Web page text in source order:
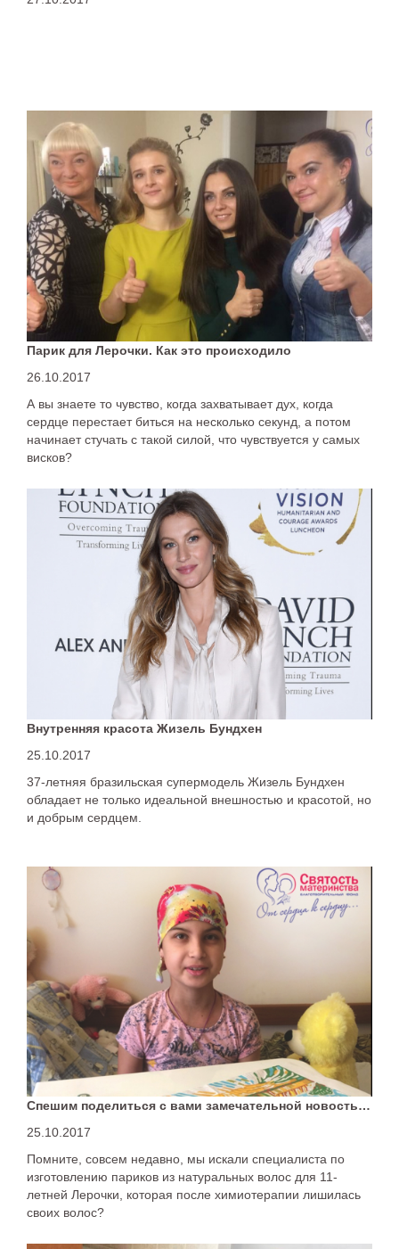
Парик для Лерочки. Как это происходило
26.10.2017
А вы знаете то чувство, когда захватывает дух, когда
сердце перестает биться на несколько секунд, а потом
начинает стучать с такой силой, что чувствуется у самых
висков?
Внутренняя красота Жизель Бундхен
25.10.2017
37-летняя бразильская супермодель Жизель Бундхен
обладает не только идеальной внешностью и красотой, но
и добрым сердцем.
Спешим поделиться с вами замечательной новостью!
25.10.2017
Помните, совсем недавно, мы искали специалиста по
изготовлению париков из натуральных волос для 11-
летней Лерочки, которая после химиотерапии лишилась
своих волос?